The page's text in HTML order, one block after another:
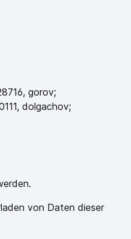
gorov;
dolgachov;
von Daten dieser